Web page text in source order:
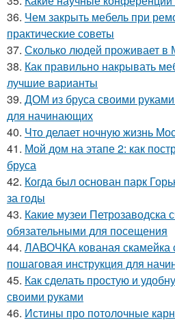
36. Чем закрыть мебель при
практические советы
37. Сколько людей проживает в
38. Как правильно накрывать
лучшие варианты
39. ДОМ из бруса своими
для начинающих
40. Что делает ночную жизнь
41. Мой дом на этапе 2: как
бруса
42. Когда был основан парк
за годы
43. Какие музеи Петрозаводска
обязательными для посещения
44. ЛАВОЧКА кованая скамейка
пошаговая инструкция для
45. Как сделать простую и
своими руками
46. Истины про потолочные